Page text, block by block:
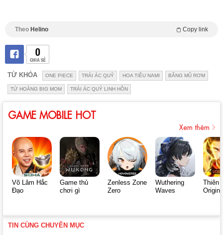
Theo Helino Copy link
0
CHIA SẺ
TỪ KHÓA ONE PIECE TRÁI ÁC QUỶ HOA TIÊU NAMI BĂNG MŨ RƠM
TỨ HOÀNG BIG MOM TRÁI ÁC QUỶ LINH HỒN
GAME MOBILE HOT
Xem thêm
Võ Lâm Hắc
Đạo
Game thủ
chơi gì
Zenless Zone
Zero
Wuthering
Waves
Thiên
Origin
TIN CÙNG CHUYÊN MỤC